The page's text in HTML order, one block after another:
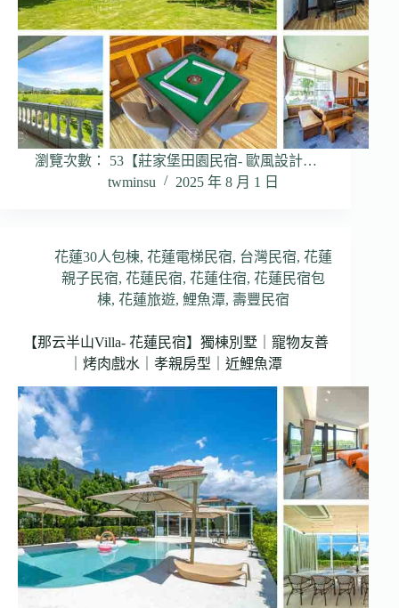
瀏覽次數： 53【莊家堡田園民宿- 歐風設計…
twminsu
2025 年 8 月 1 日
花蓮30人包棟,花蓮電梯民宿, 台灣民宿,花蓮
親子民宿,花蓮民宿,花蓮住宿,花蓮民宿包
棟,花蓮旅遊,鯉魚潭,壽豐民宿
【那云半山Villa- 花蓮民宿】獨棟別墅｜寵物友善
｜烤肉戲水｜孝親房型｜近鯉魚潭